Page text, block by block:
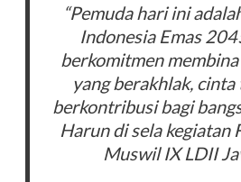
“Pemuda hari ini
Indonesia Emas
berkomitmen
yang berakhlak, cinta
berkontribusi bagi
Harun di sela kegiatan
Muswil IX LDII